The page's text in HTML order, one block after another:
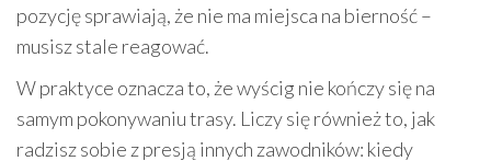
pozycję sprawiają, że nie ma miejsca na bierność –
musisz stale reagować.
W praktyce oznacza to, że wyścig nie kończy się na
samym pokonywaniu trasy. Liczy się również to, jak
radzisz sobie z presją innych zawodników: kiedy